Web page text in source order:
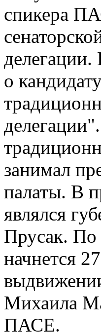
спикера
о
занимал
палаты. В
являлся
Прусак. По
начнется
Михаила
ПАСЕ.